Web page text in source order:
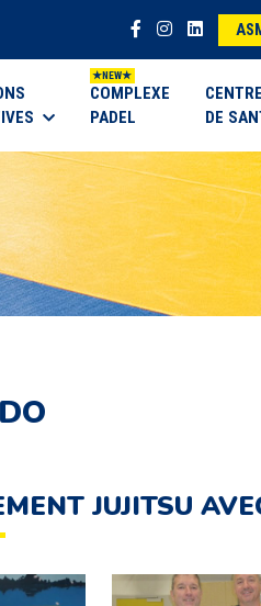
COMPLEXE
PADEL
CENTRE
DE
JUJITSU